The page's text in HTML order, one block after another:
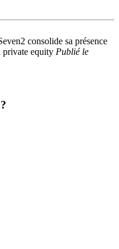
consolide sa présence
private equity Publiéle